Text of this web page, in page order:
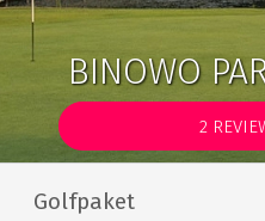
BINOWO
2
Golfpaket